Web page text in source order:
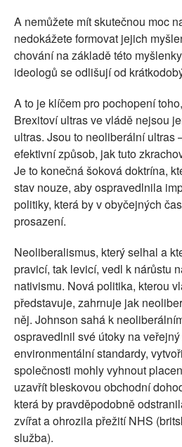
A nemůžete mít skutečnou moc
nedokážete formovat jejich
chování na základě této
ideologů se odlišují od
A to je klíčem pro pochopení
Brexitoví ultras ve vládě nejsou
ultras. Jsou to neoliberální ultras
efektivní způsob, jak tuto
Je to konečná šoková doktrína,
stav nouze, aby ospravedlnila
politiky, která by v obyčejných
prosazení.
Neoliberalismus, který selhal a
pravicí, tak levicí, vedl k nárůstu
nativismu. Nová politika, kterou
představuje, zahrnuje jak
něj. Johnson sahá k
ospravedlnil své útoky na
environmentální standardy,
společnosti mohly vyhnout
uzavřít bleskovou obchodní
která by pravděpodobně
zvířat a ohrozila přežití NHS
služba).